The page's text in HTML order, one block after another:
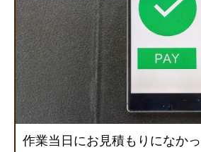
作業当日にお見積もりになか